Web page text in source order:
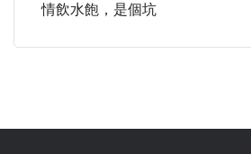
情飲水飽，是個坑